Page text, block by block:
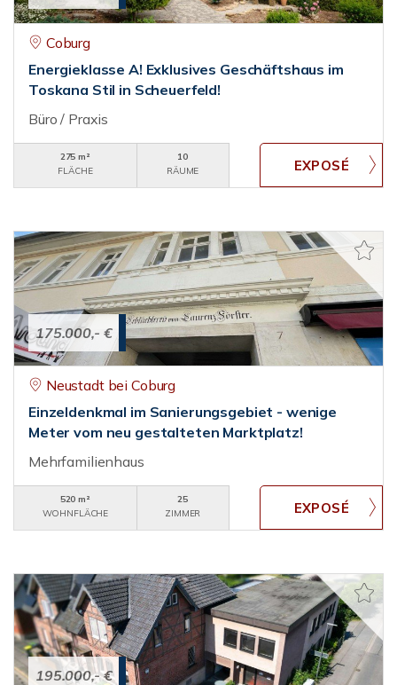
Coburg
Energieklasse A! Exklusives Geschäftshaus im
Toskana Stil in Scheuerfeld!
Büro / Praxis
275 m²
FLÄCHE
10
RÄUME
175.000,- €
Neustadt bei Coburg
Einzeldenkmal im Sanierungsgebiet - wenige
Meter vom neu gestalteten Marktplatz!
Mehrfamilienhaus
520 m²
WOHNFLÄCHE
25
ZIMMER
195.000,- €